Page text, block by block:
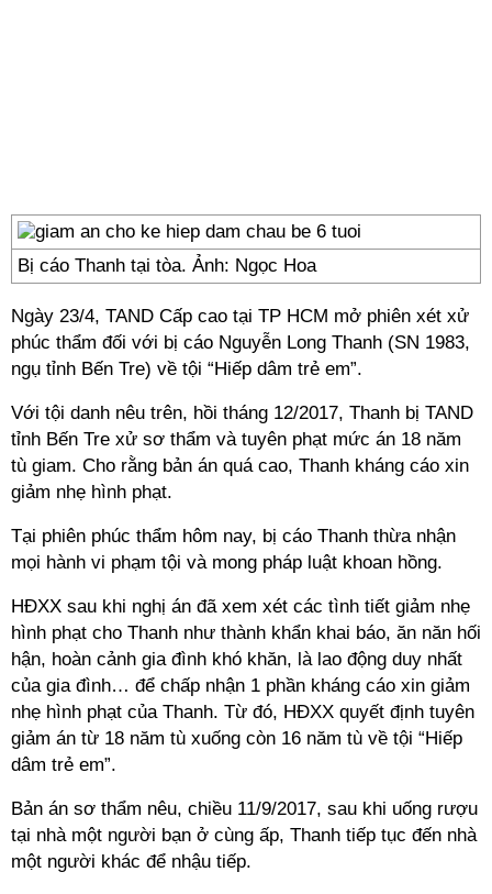
Bị cáo Thanh tại tòa. Ảnh: Ngọc Hoa
Ngày 23/4, TAND Cấp cao tại TP HCM mở phiên xét xử
phúc thẩm đối với bị cáo Nguyễn Long Thanh (SN 1983,
ngụ tỉnh Bến Tre) về tội “Hiếp dâm trẻ em”.
Với tội danh nêu trên, hồi tháng 12/2017, Thanh bị TAND
tỉnh Bến Tre xử sơ thẩm và tuyên phạt mức án 18 năm
tù giam. Cho rằng bản án quá cao, Thanh kháng cáo xin
giảm nhẹ hình phạt.
Tại phiên phúc thẩm hôm nay, bị cáo Thanh thừa nhận
mọi hành vi phạm tội và mong pháp luật khoan hồng.
HĐXX sau khi nghị án đã xem xét các tình tiết giảm nhẹ
hình phạt cho Thanh như thành khẩn khai báo, ăn năn hối
hận, hoàn cảnh gia đình khó khăn, là lao động duy nhất
của gia đình… để chấp nhận 1 phần kháng cáo xin giảm
nhẹ hình phạt của Thanh. Từ đó, HĐXX quyết định tuyên
giảm án từ 18 năm tù xuống còn 16 năm tù về tội “Hiếp
dâm trẻ em”.
Bản án sơ thẩm nêu, chiều 11/9/2017, sau khi uống rượu
tại nhà một người bạn ở cùng ấp, Thanh tiếp tục đến nhà
một người khác để nhậu tiếp.